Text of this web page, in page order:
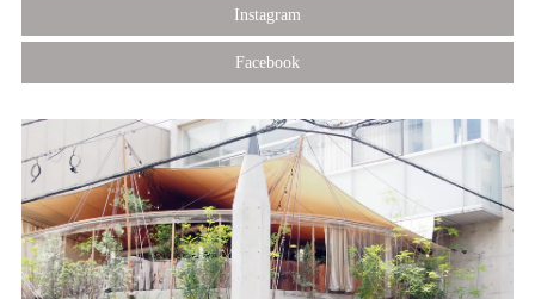
Instagram
Facebook